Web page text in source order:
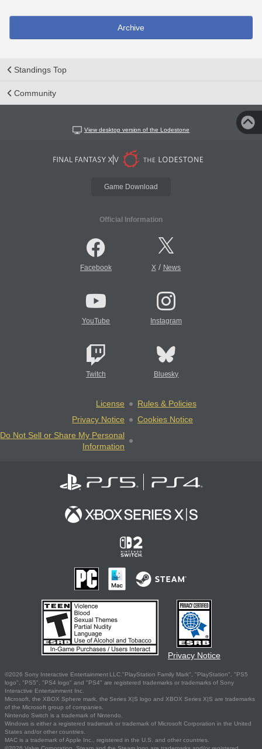
Archive
Standings Top
Community
View desktop version of the Lodestone
Game Download
Official Information
Facebook X/ News
YouTube Instagram
Twitch Bluesky
License
Rules & Policies
Privacy Notice
Cookies Notice
Do Not Sell or Share My Personal
Information
Privacy Notice
©2026 Sony Interactive Entertainment LLC."PlayStation Family Mark", "PlayStation", "PS5
logo", "PS5", "PS4 logo" and "PS4" are registered trademarks or trademarks of Sony
Interactive Entertainment Inc.
Microsoft, the XBOX Sphere mark, the Series X|S logo and XBOX Series X|S are trademarks
of the Microsoft group of companies.
Nintendo Switch is a trademark of Nintendo.
Windows is either a registered trademark or trademark of Microsoft Corporation in the United
States and/or other countries.
MAC is a trademark of Apple Inc., registered in the U.S. and other countries.